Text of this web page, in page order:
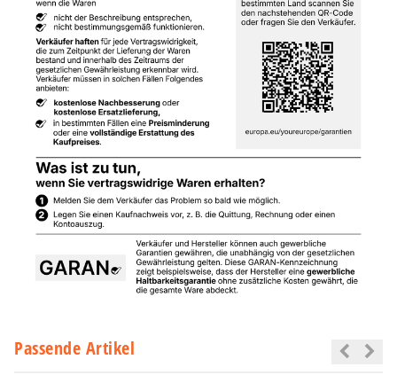
Passende Artikel